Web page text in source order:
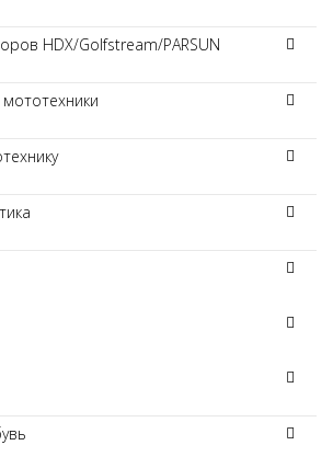
HDX/Golfstream/PARSUN
мототехники